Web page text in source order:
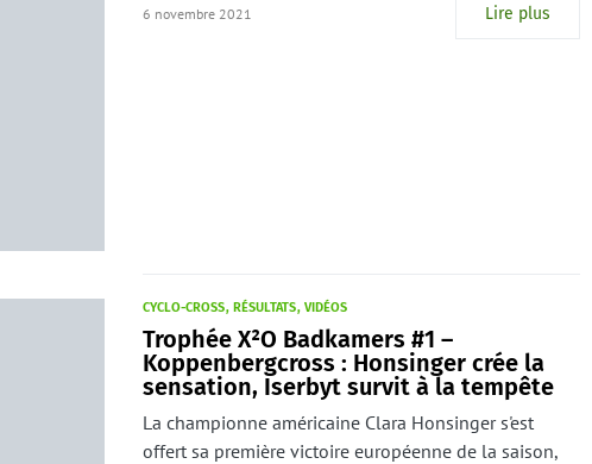
6 novembre 2021 Lire plus
CYCLO-CROSS RÉSULTATS VIDÉOS
Trophée X²O Badkamers #1 –
Koppenbergcross : Honsinger crée la
sensation, Iserbyt survit à la tempête
La championne américaine Clara Honsinger s'est
offert sa première victoire européenne de la saison,